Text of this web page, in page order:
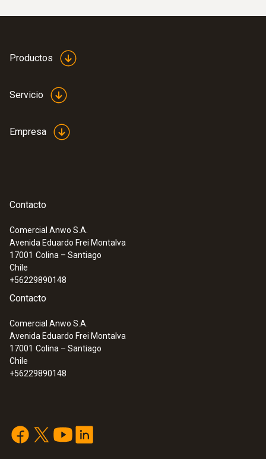
rápida reacción (TP tipo K)
Tiempo de respuesta rápido (3 segundos)
Sonda magnética (TE tipo K) - para
Termopar tipo K
Productos
Servicio
Empresa
Contacto
Comercial Anwo S.A.
Avenida Eduardo Frei Montalva
17001 Colina – Santiago
Chile
+56229890148
Contacto
Comercial Anwo S.A.
Avenida Eduardo Frei Montalva
17001 Colina – Santiago
Chile
+56229890148